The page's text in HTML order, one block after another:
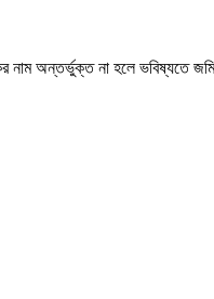
অন্তর্ভুক্ত না হলে ভবিষ্যতে